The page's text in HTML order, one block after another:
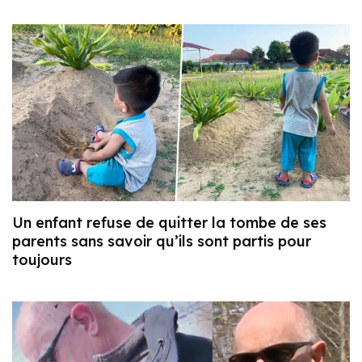
Un enfant refuse de quitter la tombe de ses
parents sans savoir qu’ils sont partis pour
toujours